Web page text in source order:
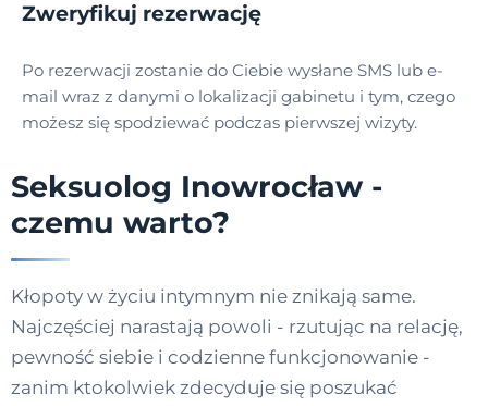
Zweryfikuj rezerwację
Po rezerwacji zostanie do Ciebie wysłane SMS lub e-
mail wraz z danymi o lokalizacji gabinetu i tym, czego
możesz się spodziewać podczas pierwszej wizyty.
Seksuolog Inowrocław -
czemu warto?
Kłopoty w życiu intymnym nie znikają same.
Najczęściej narastają powoli - rzutując na relację,
pewność siebie i codzienne funkcjonowanie -
zanim ktokolwiek zdecyduje się poszukać